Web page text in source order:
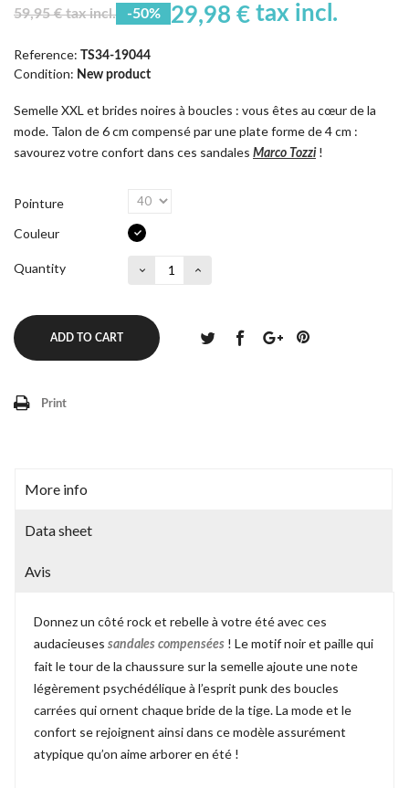
59,95 € tax incl. -50% 29,98 € tax incl.
Reference: TS34-19044
Condition: New product
Semelle XXL et brides noires à boucles : vous êtes au cœur de la
mode. Talon de 6 cm compensé par une plate forme de 4 cm :
savourez votre confort dans ces sandales Marco Tozzi!
Pointure
Couleur
Quantity
ADD TO CART
Print
More info
Data sheet
Avis
Donnez un côté rock et rebelle à votre été avec ces
audacieuses sandales compensées ! Le motif noir et paille qui
fait le tour de la chaussure sur la semelle ajoute une note
légèrement psychédélique à l’esprit punk des boucles
carrées qui ornent chaque bride de la tige. La mode et le
confort se rejoignent ainsi dans ce modèle assurément
atypique qu’on aime arborer en été !